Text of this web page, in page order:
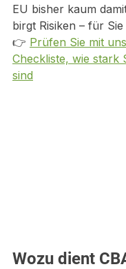
EU bisher kaum
birgt Risiken – für
👉 Prüfen Sie mit
Checkliste, wie stark
sind
Wozu dient